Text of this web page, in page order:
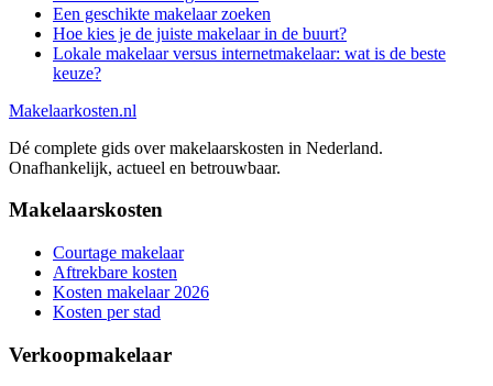
Een geschikte makelaar zoeken
Hoe kies je de juiste makelaar in de buurt?
Lokale makelaar versus internetmakelaar: wat is de beste
keuze?
Makelaarkosten.nl
Dé complete gids over makelaarskosten in Nederland.
Onafhankelijk, actueel en betrouwbaar.
Makelaarskosten
Courtage makelaar
Aftrekbare kosten
Kosten makelaar 2026
Kosten per stad
Verkoopmakelaar